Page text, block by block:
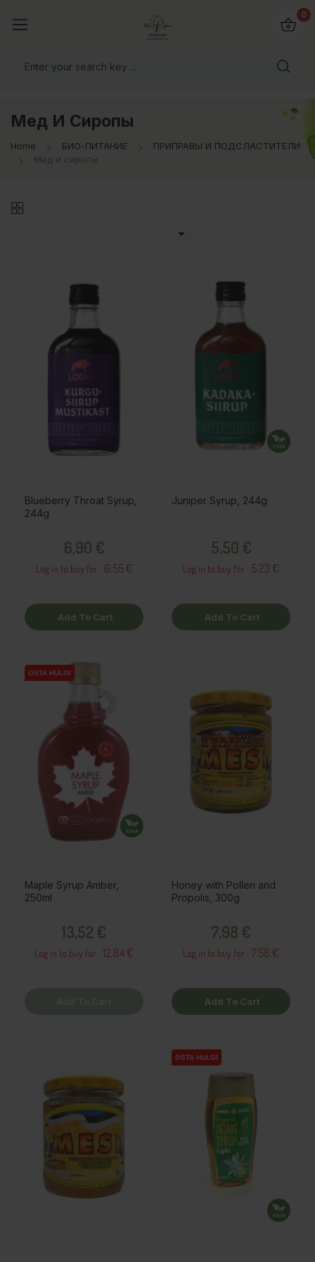
0
Мед И Сиропы
Home БИО-ПИТАНИЕ
ПРИПРАВЫ И ПОДСЛАСТИТЕЛИ
Мед и сиропы

Blueberry Throat Syrup,
244g
6,90 €
Log in to buy for : 6.55 €
Add To Cart
Juniper Syrup, 244g
5,50 €
Log in to buy for : 5.23 €
Add To Cart
OSTA HULGI
OSTA HULGI
Maple Syrup Amber,
250ml
13,52 €
Log in to buy for : 12.84 €
Honey with Pollen and
Propolis, 300g
7,98 €
Log in to buy for : 7.58 €
Add To Cart
OSTA HULGI
OSTA HULGI